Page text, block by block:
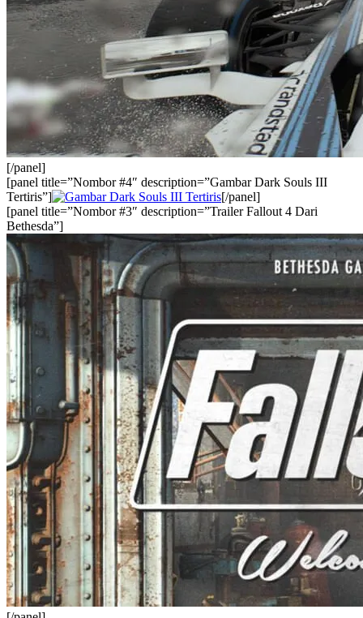
[/panel]
[panel title=”Nombor #4″ description=”Gambar Dark Souls III
Tertiris”]
[/panel]
[panel title=”Nombor #3″ description=”Trailer Fallout 4 Dari
Bethesda”]